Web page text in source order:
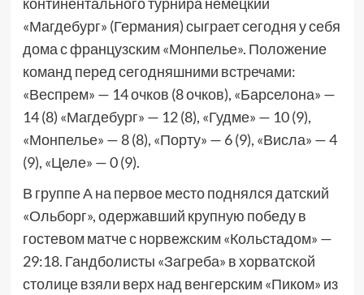
«Магдебург» (Германия) сыграет сегодня у себя
дома с французским «Монпелье». Положение
команд перед сегодняшними встречами:
«Веспрем» — 14 очков (8 очков), «Барселона» —
14 (8) «Магдебург» — 12 (8), «Гудме» — 10 (9),
«Монпелье» — 8 (8), «Порту» — 6 (9), «Висла» — 4
(9), «Целе» — 0 (9).
В группе А на первое место поднялся датский
«Ольборг», одержавший крупную победу в
гостевом матче с норвежским «Кольстадом» —
29:18. Гандболисты «Загреба» в хорватской
столице взяли верх над венгерским «Пиком» из